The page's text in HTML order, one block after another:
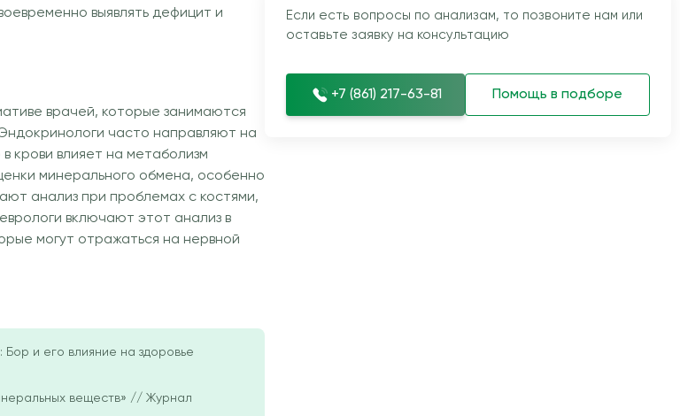
выявлять дефицит и
врачей, которые занимаются
часто направляют на
крови влияет на метаболизм
минерального обмена, особенно
анализ при проблемах с костями,
включают этот анализ в
могут отражаться на нервной
и его влияние на здоровье
веществ» // Журнал
Если есть вопросы по анализам, то позвоните нам или
оставьте заявку на консультацию
+7 (861) 217-63-81 Помощь в подборе